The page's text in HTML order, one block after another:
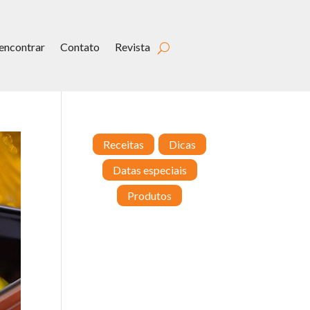
Contato Revista
Receitas
Dicas
Datas especiais
Produtos